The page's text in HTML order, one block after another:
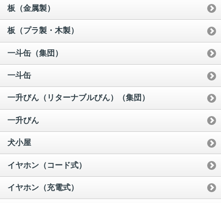
板（金属製）
板（プラ製・木製）
一斗缶（集団）
一斗缶
一升びん（リターナブルびん）（集団）
一升びん
犬小屋
イヤホン（コード式）
イヤホン（充電式）